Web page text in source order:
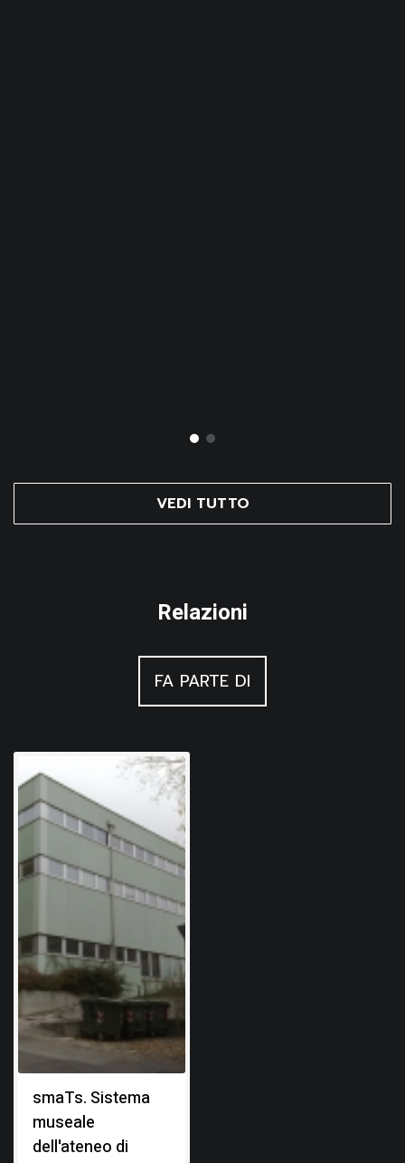
VEDI TUTTO
Relazioni
FA PARTE DI
smaTs. Sistema
museale
dell'ateneo di